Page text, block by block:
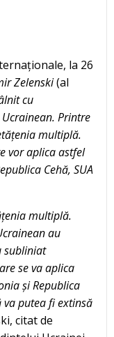
la 26
Zelenski(al
cu
Printre
multiplă.
vor aplica astfel
Cehă, SUA
multiplă.
au
subliniat
se va aplica
și Republica
va putea fi extinsă
citat de